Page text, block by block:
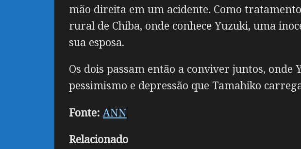
mão direita em um acidente. Como
rural de Chiba, onde conhece Yuzuki, uma
sua esposa.
Os dois passam então a conviver juntos,
pessimismo e depressão que Tamahiko
Fonte: ANN
Relacionado